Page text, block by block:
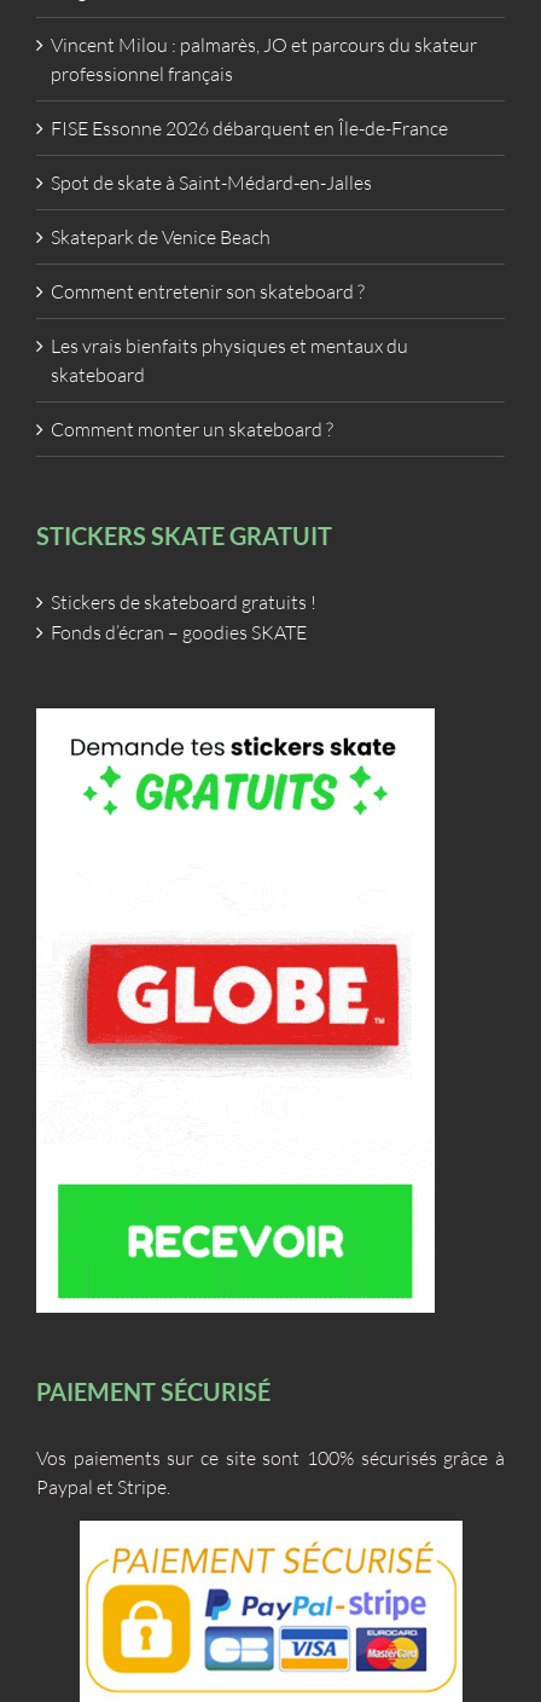
Vincent Milou : palmarès, JO et parcours du skateur
professionnel français
FISE Essonne 2026 débarquent en Île-de-France
Spot de skate à Saint-Médard-en-Jalles
Skatepark de Venice Beach
Comment entretenir son skateboard ?
Les vrais bienfaits physiques et mentaux du
skateboard
Comment monter un skateboard ?
STICKERS SKATE GRATUIT
Stickers de skateboard gratuits !
Fonds d’écran – goodies SKATE
PAIEMENT SÉCURISÉ
Vos paiements sur ce site sont 100% sécurisés grâce à
Paypal et Stripe.